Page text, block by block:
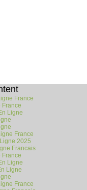
France
France
Ligne
France
2025
Francais
France
Ligne
Ligne
France